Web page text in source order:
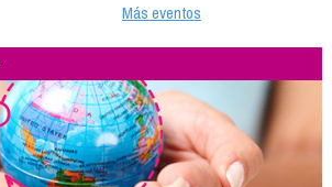
Más eventos